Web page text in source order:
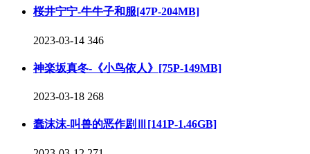
桜井宁宁-牛牛子和服[47P-204MB]
2023-03-14 346
神楽坂真冬-《小鸟依人》[75P-149MB]
2023-03-18 268
蠢沫沫-叫兽的恶作剧Ⅲ[141P-1.46GB]